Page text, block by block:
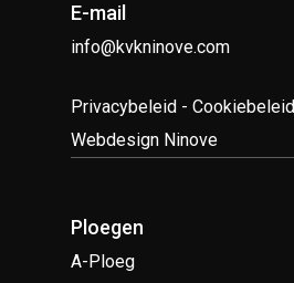
E-mail
info@kvkninove.com
Privacybeleid -Cookiebeleid
Webdesign Ninove
Ploegen
A-Ploeg